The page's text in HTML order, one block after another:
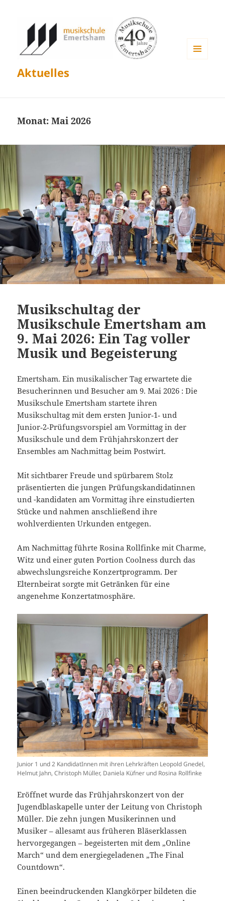
Aktuelles
Monat:Mai 2026
Musikschultag der
Musikschule Emertsham am
9. Mai 2026: Ein Tag voller
Musik und Begeisterung
Emertsham. Ein musikalischer Tag erwartete die
Besucherinnen und Besucher am 9. Mai 2026 : Die
Musikschule Emertsham startete ihren
Musikschultag mit dem ersten Junior‑1‑ und
Junior‑2‑Prüfungsvorspiel am Vormittag in der
Musikschule und dem Frühjahrskonzert der
Ensembles am Nachmittag beim Postwirt.
Mit sichtbarer Freude und spürbarem Stolz
präsentierten die jungen Prüfungskandidatinnen
und -kandidaten am Vormittag ihre einstudierten
Stücke und nahmen anschließend ihre
wohlverdienten Urkunden entgegen.
Am Nachmittag führte Rosina Rollfinke mit Charme,
Witz und einer guten Portion Coolness durch das
abwechslungsreiche Konzertprogramm. Der
Elternbeirat sorgte mit Getränken für eine
angenehme Konzertatmosphäre.
Junior 1 und 2 KandidatInnen mit ihren Lehrkräften Leopold Gnedel,
Helmut Jahn, Christoph Müller, Daniela Küfner und Rosina Rollfinke
Eröffnet wurde das Frühjahrskonzert von der
Jugendblaskapelle unter der Leitung von Christoph
Müller. Die zehn jungen Musikerinnen und
Musiker – allesamt aus früheren Bläserklassen
hervorgegangen – begeisterten mit dem „Online
March“ und dem energiegeladenen „The Final
Countdown“.
Einen beeindruckenden Klangkörper bildeten die